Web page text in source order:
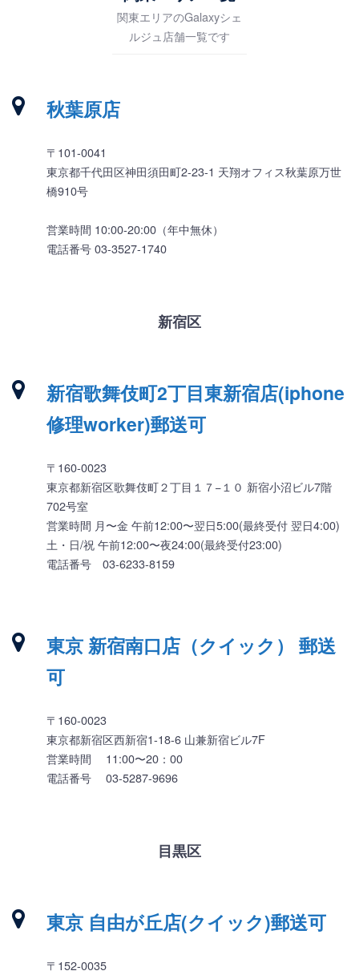
関東エリアのGalaxyシェ
ルジュ店舗一覧です
秋葉原店
〒101-0041
東京都千代田区神田須田町2-23-1 天翔オフィス秋葉原万世
橋910号
営業時間 10:00-20:00（年中無休）
電話番号 03-3527-1740
新宿区
新宿歌舞伎町2丁目東新宿店(iphone
修理worker)郵送可
〒160-0023
東京都新宿区歌舞伎町２丁目１７−１０ 新宿小沼ビル7階
702号室
営業時間 月〜金 午前12:00〜翌日5:00(最終受付 翌日4:00)
土・日/祝 午前12:00〜夜24:00(最終受付23:00)
電話番号 03-6233-8159
東京 新宿南口店（クイック） 郵送
可
〒160-0023
東京都新宿区西新宿1-18-6 山兼新宿ビル7F
営業時間 11:00〜20：00
電話番号 03-5287-9696
目黒区
東京 自由が丘店(クイック)郵送可
〒152-0035